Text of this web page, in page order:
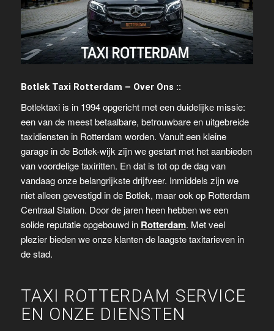
Botlek Taxi Rotterdam – Over Ons ::
Botlektaxi is in 1994 opgericht met een duidelijke missie:
een van de meest betaalbare, betrouwbare en uitgebreide
taxidiensten in Rotterdam worden. Vanuit een kleine
garage in de Botlek-wijk zijn we gestart met het aanbieden
van voordelige taxiritten. En dat is tot op de dag van
vandaag onze belangrijkste drijfveer. Inmiddels zijn we
niet alleen gevestigd in de Botlek, maar ook op Rotterdam
Centraal Station. Door de jaren heen hebben we een
solide reputatie opgebouwd in Rotterdam. Met veel
plezier bieden we onze klanten de laagste taxitarieven in
de stad.
TAXI ROTTERDAM SERVICE
EN ONZE DIENSTEN